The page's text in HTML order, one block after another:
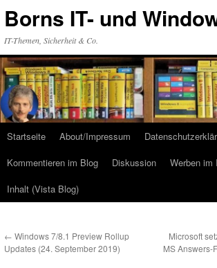
Inhalt
Borns IT- und
IT-Themen, Sicherheit & Co.
Startseite About/Impressum
Kommentieren im Blog
Diskussion Werben im
Inhalt (Vista Blog)
← Windows 7/8.1 Preview Rollup
Updates (24. September 2019)
Microsoft
MS Answers-